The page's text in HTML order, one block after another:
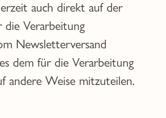
auch direkt auf der
die Verarbeitung
Newsletterversand
dem für die Verarbeitung
andere Weise mitzuteilen.